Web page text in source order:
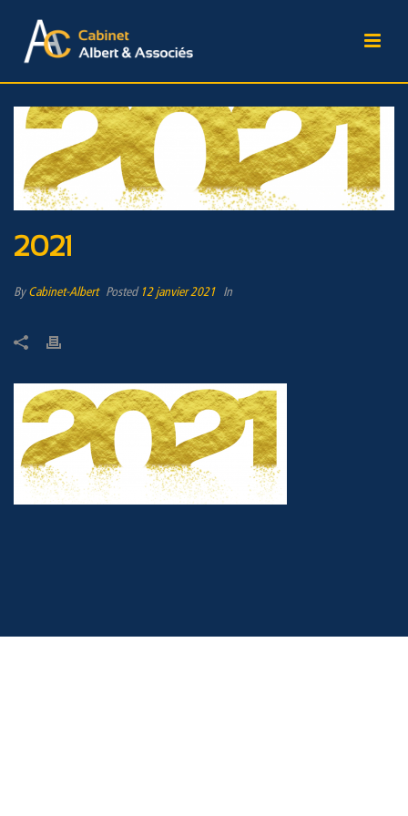
2021
By Cabinet-Albert Posted 12 janvier 2021 In